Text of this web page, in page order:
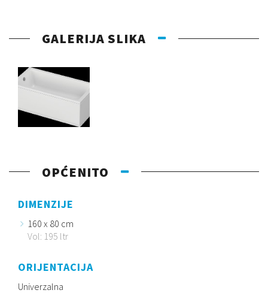
GALERIJA SLIKA
OPĆENITO
DIMENZIJE
160 x 80 cm
Vol: 195 ltr
ORIJENTACIJA
Univerzalna